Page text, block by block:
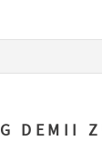
DEMII